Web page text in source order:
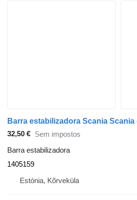
32,50 € Sem impostos
Barra estabilizadora
1405159
Estónia, Kõrveküla